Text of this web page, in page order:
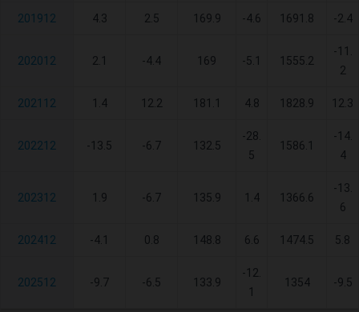
201912 4.3 2.5 169.9 -4.6 1691.8 -2.4
202012 2.1 -4.4 169 -5.1 1555.2
-11.
2
202112 1.4 12.2 181.1 4.8 1828.9 12.3
202212 -13.5 -6.7 132.5
-28.
5
1586.1
-14.
4
202312 1.9 -6.7 135.9 1.4 1366.6
-13.
6
202412 -4.1 0.8 148.8 6.6 1474.5 5.8
202512 -9.7 -6.5 133.9
-12.
1
1354 -9.5